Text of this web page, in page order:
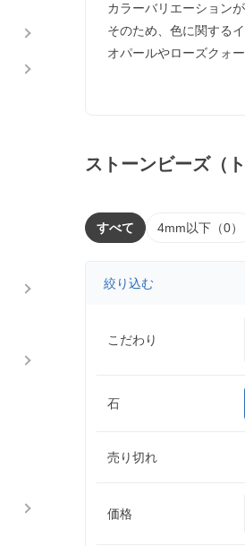
カラーバリエーション
そのため、色に関する
オパールやローズクォ
ストーンビーズ（
すべて 4mm以下（0）
絞り込む
こだわり
石
売り切れ
価格